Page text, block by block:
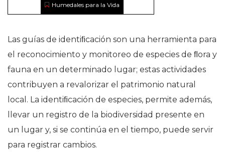
Humedales para la Vida
Las guías de identiﬁcación son una herramienta para
el reconocimiento y monitoreo de especies de ﬂora y
fauna en un determinado lugar; estas actividades
contribuyen a revalorizar el patrimonio natural
local. La identiﬁcación de especies, permite además,
llevar un registro de la biodiversidad presente en
un lugar y, si se continúa en el tiempo, puede servir
para registrar cambios.